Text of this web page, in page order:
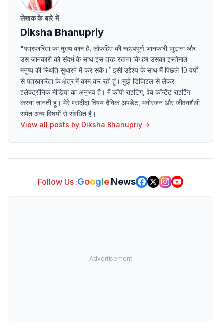
लेखक के बारे में
Diksha Bhanupriy
"पत्रकारिता का मुख्य काम है, लोकहित की महत्वपूर्ण जानकारी जुटाना और
उस जानकारी को संदर्भ के साथ इस तरह रखना कि हम उसका इस्तेमाल
मनुष्य की स्थिति सुधारने में कर सकें।” इसी उद्देश्य के साथ मैं पिछले 10 वर्षों
से पत्रकारिता के क्षेत्र में काम कर रही हूं। मुझे डिजिटल से लेकर
इलेक्ट्रॉनिक मीडिया का अनुभव है। मैं कॉपी राइटिंग, वेब कॉन्टेंट राइटिंग
करना जानती हूं। मेरे पसंदीदा विषय दैनिक अपडेट, मनोरंजन और जीवनशैली
समेत अन्य विषयों से संबंधित है।
View all posts by Diksha Bhanupriy →
Follow Us :Google News
Advertisement